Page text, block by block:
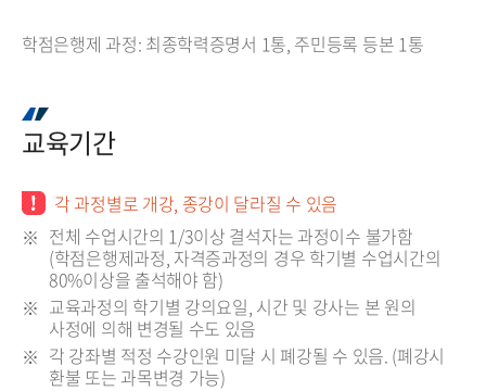
학점은행제 과정: 최종학력증명서 1통, 주민등록 등본 1통
교육기간
각 과정별로 개강, 종강이 달라질 수 있음
전체 수업시간의 1/3이상 결석자는 과정이수 불가함
(학점은행제과정, 자격증과정의 경우 학기별 수업시간의
80%이상을 출석해야 함)
교육과정의 학기별 강의요일, 시간 및 강사는 본 원의
사정에 의해 변경될 수도 있음
각 강좌별 적정 수강인원 미달 시 폐강될 수 있음. (폐강시
환불 또는 과목변경 가능)